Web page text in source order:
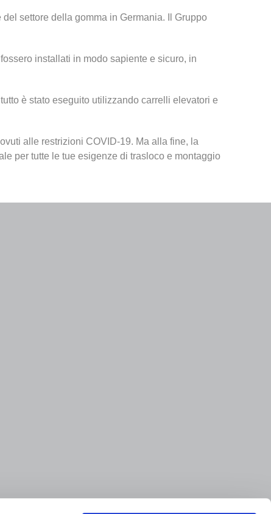
settore della gomma in Germania. Il Gruppo
installati in modo sapiente e sicuro, in
è stato eseguito utilizzando carrelli elevatori e
alle restrizioni COVID-19. Ma alla fine, la
per tutte le tue esigenze di trasloco e montaggio